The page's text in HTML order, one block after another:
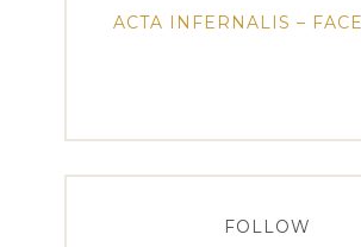
ACTA INFERNALIS –
FOLLOW